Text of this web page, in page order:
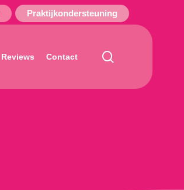
Praktijkondersteuning
Reviews Contact